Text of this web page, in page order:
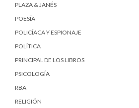
PLAZA & JANÉS
POESÍA
POLICÍACA Y ESPIONAJE
POLÍTICA
PRINCIPAL DE LOS LIBROS
PSICOLOGÍA
RBA
RELIGIÓN